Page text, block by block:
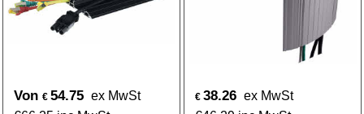
Von € 54.75 ex MwSt
€ 38.26 ex MwSt